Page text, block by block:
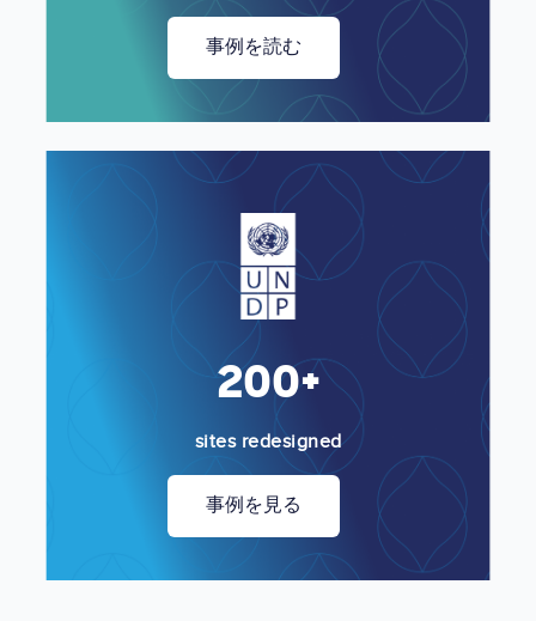
事例を読む
200+
sites redesigned
事例を見る